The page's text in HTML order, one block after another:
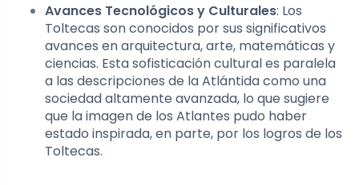
Avances Tecnológicos y Culturales: Los
Toltecas son conocidos por sus significativos
avances en arquitectura, arte, matemáticas y
ciencias. Esta sofisticación cultural es paralela
a las descripciones de la Atlántida como una
sociedad altamente avanzada, lo que sugiere
que la imagen de los Atlantes pudo haber
estado inspirada, en parte, por los logros de los
Toltecas.